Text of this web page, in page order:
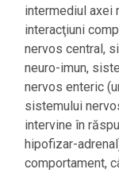
intermediul axei
interacţiuni
nervos central,
neuro-imun,
nervos enteric
sistemului
intervine în
hipofizar-
comportament,